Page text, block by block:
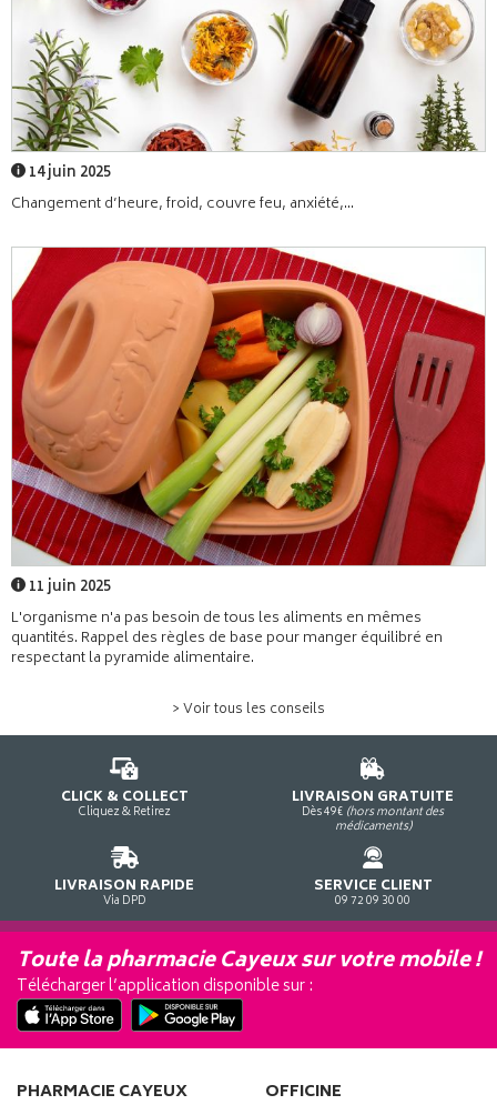
14 juin 2025
Changement d’heure, froid, couvre feu, anxiété,...
11 juin 2025
L'organisme n'a pas besoin de tous les aliments en mêmes
quantités. Rappel des règles de base pour manger équilibré en
respectant la pyramide alimentaire.
> Voir tous les conseils
CLICK & COLLECT
Cliquez & Retirez
LIVRAISON GRATUITE
Dès 49€ (hors montant des
médicaments)
LIVRAISON RAPIDE
Via DPD
SERVICE CLIENT
09 72 09 30 00
Toute la pharmacie Cayeux sur votre mobile !
Télécharger l’application disponible sur :
PHARMACIE CAYEUX OFFICINE